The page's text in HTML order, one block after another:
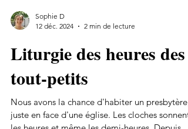
Liturgie des heures des
tout-petits
Nous avons la chance d'habiter un presbytère,